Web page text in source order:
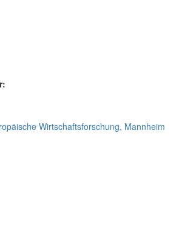
Wirtschaftsforschung, Mannheim